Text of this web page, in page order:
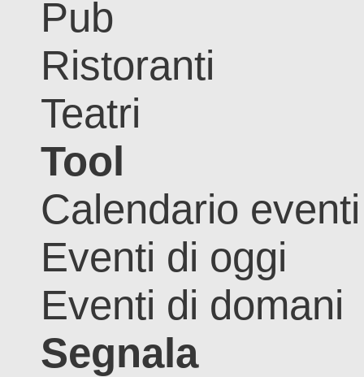
Pub
Ristoranti
Teatri
Tool
Calendario eventi
Eventi di oggi
Eventi di domani
Segnala